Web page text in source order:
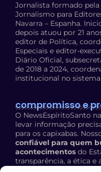
Jornalista formado pela
Jornalismo para
Navarra – Espanha.
depois atuou por 21
editor de Política,
Especiais e editor-
Diário Oficial,
de 2018 a 2024,
institucional no sistema
compromisso e
O NewsEspíritoSanto
levar informação
para os capixabas.
confiável para quem
acontecimentos do
transparência, a ética e